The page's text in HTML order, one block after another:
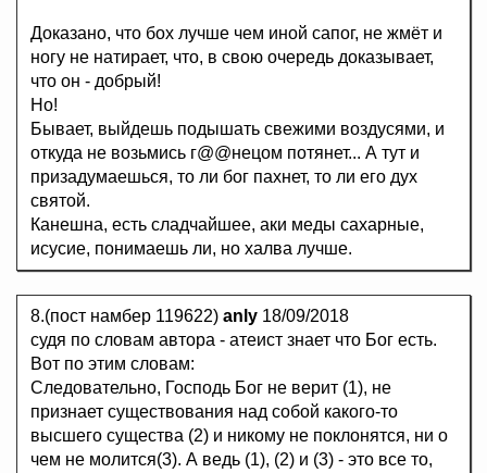
Доказано, что бох лучше чем иной сапог, не жмёт и
ногу не натирает, что, в свою очередь доказывает,
что он - добрый!
Но!
Бывает, выйдешь подышать свежими воздусями, и
откуда не возьмись г@@нецом потянет... А тут и
призадумаешься, то ли бог пахнет, то ли его дух
святой.
Канешна, есть сладчайшее, аки меды сахарные,
исусие, понимаешь ли, но халва лучше.
8.(пост намбер 119622) anly 18/09/2018
судя по словам автора - атеист знает что Бог есть.
Вот по этим словам:
Следовательно, Господь Бог не верит (1), не
признает существования над собой какого-то
высшего существа (2) и никому не поклонятся, ни о
чем не молится(3). А ведь (1), (2) и (3) - это все то,